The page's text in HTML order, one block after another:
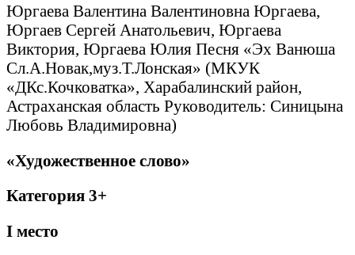
Юргаева Валентина Валентиновна Юргаева,
Юргаев Сергей Анатольевич, Юргаева
Виктория, Юргаева Юлия Песня «Эх Ванюша
Сл.А.Новак,муз.Т.Лонская» (МКУК
«ДКс.Кочковатка», Харабалинский район,
Астраханская область Руководитель: Синицына
Любовь Владимировна)
«Художественное слово»
Категория 3+
I место